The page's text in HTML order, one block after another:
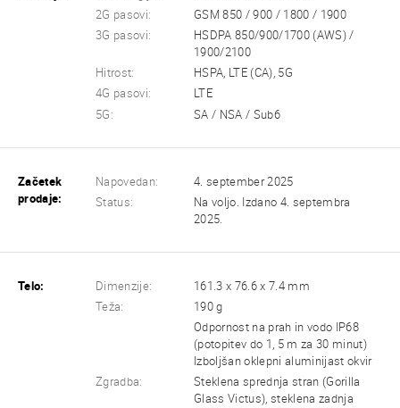
2G pasovi:
GSM 850 / 900 / 1800 / 1900
3G pasovi:
HSDPA 850/900/1700 (AWS) /
1900/2100
Hitrost:
HSPA, LTE (CA), 5G
4G pasovi:
LTE
5G:
SA / NSA / Sub6
Začetek
prodaje:
Napovedan:
4. september 2025
Status:
Na voljo. Izdano 4. septembra
2025.
Telo: Dimenzije:
161.3 x 76.6 x 7.4 mm
Teža:
190 g
Odpornost na prah in vodo IP68
(potopitev do 1, 5 m za 30 minut)
Izboljšan oklepni aluminijast okvir
Zgradba:
Steklena sprednja stran (Gorilla
Glass Victus), steklena zadnja